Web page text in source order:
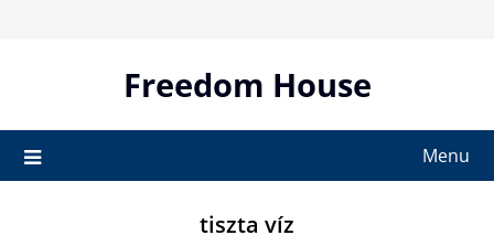
Freedom House
Menu
tiszta víz